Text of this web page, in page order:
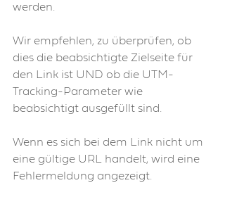
werden.
Wir empfehlen, zu überprüfen, ob
dies die beabsichtigte Zielseite für
den Link ist UND ob die UTM-
Tracking-Parameter wie
beabsichtigt ausgefüllt sind.
Wenn es sich bei dem Link nicht um
eine gültige URL handelt, wird eine
Fehlermeldung angezeigt.